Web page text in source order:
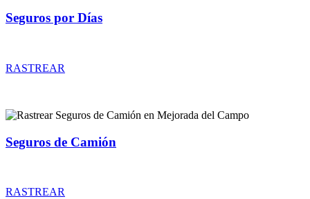
Seguros por Días
RASTREAR
Seguros de Camión
RASTREAR